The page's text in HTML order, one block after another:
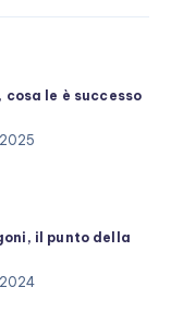
cosa le è successo
il punto della